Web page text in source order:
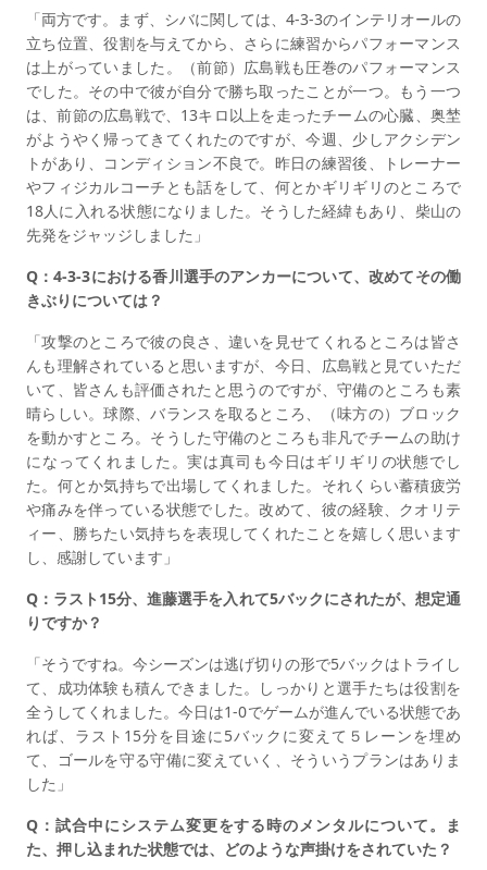
「両方です。まず、シバに関しては、4-3-3のインテリオールの
立ち位置、役割を与えてから、さらに練習からパフォーマンス
は上がっていました。（前節）広島戦も圧巻のパフォーマンス
でした。その中で彼が自分で勝ち取ったことが一つ。もう一つ
は、前節の広島戦で、13キロ以上を走ったチームの心臓、奥埜
がようやく帰ってきてくれたのですが、今週、少しアクシデン
トがあり、コンディション不良で。昨日の練習後、トレーナー
やフィジカルコーチとも話をして、何とかギリギリのところで
18人に入れる状態になりました。そうした経緯もあり、柴山の
先発をジャッジしました」
Q：4-3-3における香川選手のアンカーについて、改めてその働
きぶりについては？
「攻撃のところで彼の良さ、違いを見せてくれるところは皆さ
んも理解されていると思いますが、今日、広島戦と見ていただ
いて、皆さんも評価されたと思うのですが、守備のところも素
晴らしい。球際、バランスを取るところ、（味方の）ブロック
を動かすところ。そうした守備のところも非凡でチームの助け
になってくれました。実は真司も今日はギリギリの状態でし
た。何とか気持ちで出場してくれました。それくらい蓄積疲労
や痛みを伴っている状態でした。改めて、彼の経験、クオリテ
ィー、勝ちたい気持ちを表現してくれたことを嬉しく思います
し、感謝しています」
Q：ラスト15分、進藤選手を入れて5バックにされたが、想定通
りですか？
「そうですね。今シーズンは逃げ切りの形で5バックはトライし
て、成功体験も積んできました。しっかりと選手たちは役割を
全うしてくれました。今日は1-0でゲームが進んでいる状態であ
れば、ラスト15分を目途に5バックに変えて５レーンを埋め
て、ゴールを守る守備に変えていく、そういうプランはありま
した」
Q：試合中にシステム変更をする時のメンタルについて。ま
た、押し込まれた状態では、どのような声掛けをされていた？